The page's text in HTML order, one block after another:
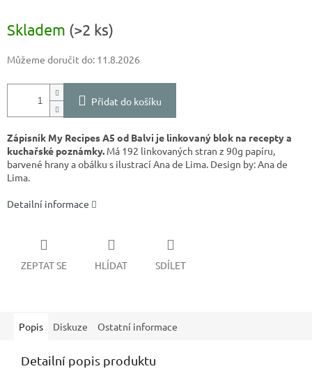
cena:
Skladem (>2 ks)
Můžeme doručit do: 11.8.2026
Přidat do košíku
Zápisník My Recipes A5 od Balvi je linkovaný blok na recepty a
kuchařské poznámky. Má 192 linkovaných stran z 90g papíru,
barvené hrany a obálku s ilustrací Ana de Lima. Design by: Ana de
Lima.
Detailní informace
ZEPTAT SE HLÍDAT SDÍLET
Popis Diskuze Ostatní informace
Detailní popis produktu